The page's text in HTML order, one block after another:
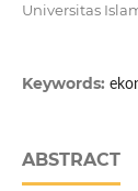
Universitas
Keywords:
ABSTRACT